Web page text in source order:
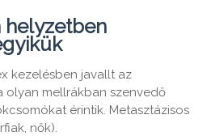
helyzetben
kezelésben javallt az
olyan mellrákban szenvedő
érintik. Metasztázisos
nők).